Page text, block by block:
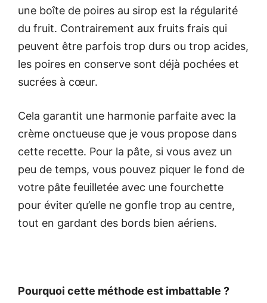
une boîte de poires au sirop est la régularité
du fruit. Contrairement aux fruits frais qui
peuvent être parfois trop durs ou trop acides,
les poires en conserve sont déjà pochées et
sucrées à cœur.
Cela garantit une harmonie parfaite avec la
crème onctueuse que je vous propose dans
cette recette. Pour la pâte, si vous avez un
peu de temps, vous pouvez piquer le fond de
votre pâte feuilletée avec une fourchette
pour éviter qu’elle ne gonfle trop au centre,
tout en gardant des bords bien aériens.
Pourquoi cette méthode est imbattable ?